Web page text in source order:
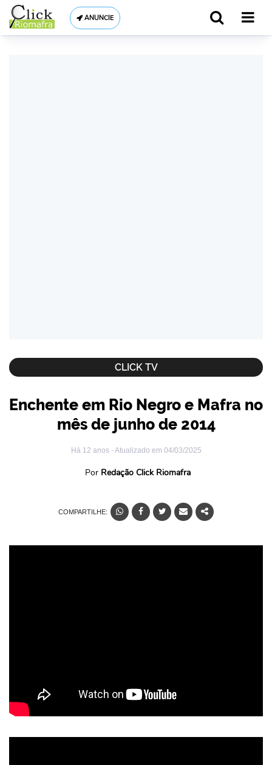
ANUNCIE
CLICK TV
Enchente em Rio Negro e Mafra no
mês de junho de 2014
Há 12 anos - Atualizado em 04/03/2025
Por Redação Click Riomafra
COMPARTILHE: